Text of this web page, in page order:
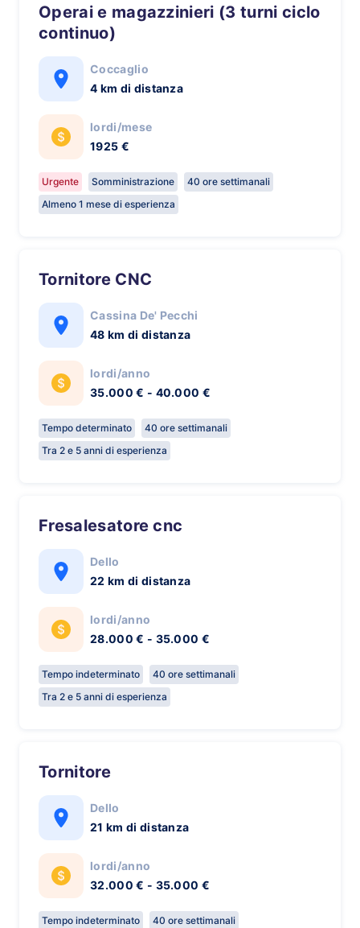
Operai e magazzinieri (3 turni ciclo
continuo)
Coccaglio
4 km di distanza
lordi/mese
1925 €
Urgente Somministrazione
40 ore settimanali
Almeno 1 mese di esperienza
Tornitore CNC
Cassina De' Pecchi
48 km di distanza
lordi/anno
35.000 € - 40.000 €
Tempo determinato
40 ore settimanali
Tra 2 e 5 anni di esperienza
Fresalesatore cnc
Dello
22 km di distanza
lordi/anno
28.000 € - 35.000 €
Tempo indeterminato
40 ore settimanali
Tra 2 e 5 anni di esperienza
Tornitore
Dello
21 km di distanza
lordi/anno
32.000 € - 35.000 €
Tempo indeterminato
40 ore settimanali